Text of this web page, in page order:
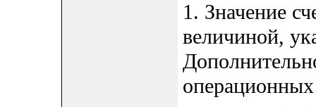
1. Значение
величиной,